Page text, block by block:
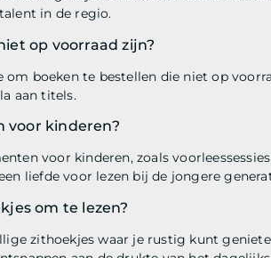
in de regio.
op voorraad zijn?
boeken te bestellen die niet op
aan titels.
voor kinderen?
voor kinderen, zoals
liefde voor lezen bij de jongere
om te lezen?
zithoekjes waar je rustig kunt